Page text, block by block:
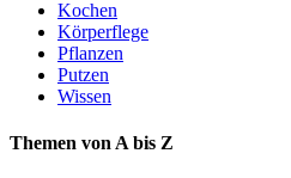
Kochen
Körperflege
Pflanzen
Putzen
Wissen
Themen von A bis Z